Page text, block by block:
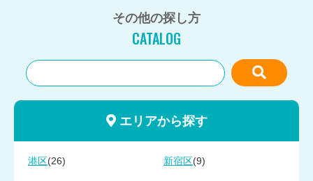
その他の探し方
CATALOG
エリアから探す
港区 (26) 新宿区 (9)